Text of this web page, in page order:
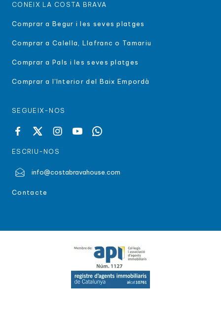
CONEIX LA COSTA BRAVA
Comprar a Begur i les seves platges
Comprar a Calella, Llafranc o Tamariu
Comprar a Pals i les seves platges
Comprar a l'Interior del Baix Empordà
SEGUEIX-NOS
ESCRIU-NOS
info@costabravahouse.com
Contacte